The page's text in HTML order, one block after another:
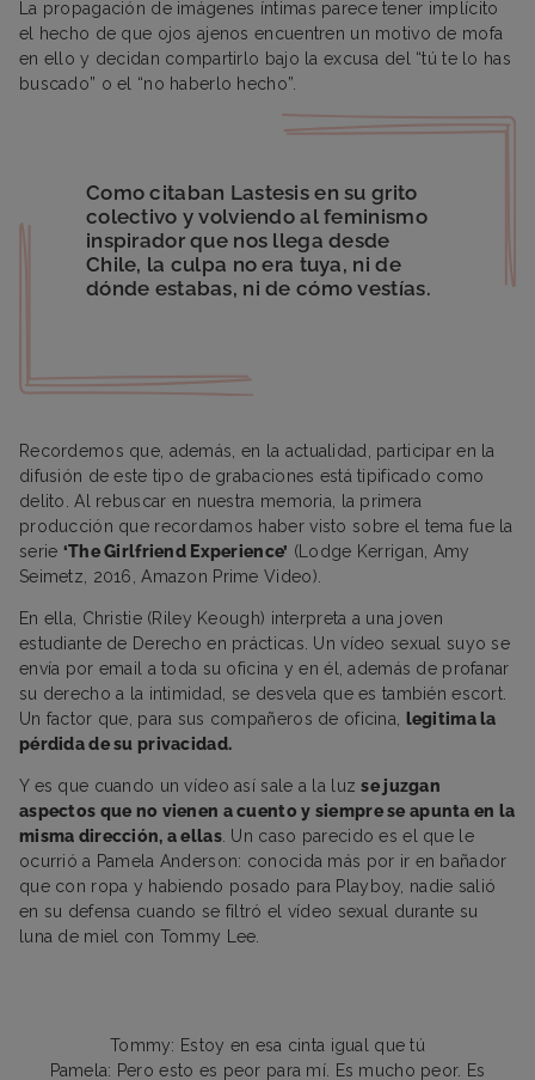
La propagación de imágenes íntimas parece tener implícito
el hecho de que ojos ajenos encuentren un motivo de mofa
en ello y decidan compartirlo bajo la excusa del “tú te lo has
buscado” o el “no haberlo hecho”.
Como citaban Lastesis en su grito
colectivo y volviendo al feminismo
inspirador que nos llega desde
Chile, la culpa no era tuya, ni de
dónde estabas, ni de cómo vestías.
Recordemos que, además, en la actualidad, participar en la
difusión de este tipo de grabaciones está tipificado como
delito. Al rebuscar en nuestra memoria, la primera
producción que recordamos haber visto sobre el tema fue la
serie ‘The Girlfriend Experience’ (Lodge Kerrigan, Amy
Seimetz, 2016, Amazon Prime Video).
En ella, Christie (Riley Keough) interpreta a una joven
estudiante de Derecho en prácticas. Un vídeo sexual suyo se
envía por email a toda su oficina y en él, además de profanar
su derecho a la intimidad, se desvela que es también escort.
Un factor que, para sus compañeros de oficina,
legitima la
pérdida de su privacidad.
Y es que cuando un vídeo así sale a la luzse juzgan
aspectos que no vienen a cuento y siempre se apunta en la
misma dirección, a ellas. Un caso parecido es el que le
ocurrió a Pamela Anderson: conocida más por ir en bañador
que con ropa y habiendo posado para Playboy, nadie salió
en su defensa cuando se filtró el vídeo sexual durante su
luna de miel con Tommy Lee.
Tommy: Estoy en esa cinta igual que tú
Pamela: Pero esto es peor para mí. Es mucho peor. Es